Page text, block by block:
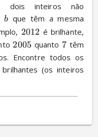
dois inteiros não
b que têm a mesma
2012 é brilhante,
2005 quanto 7 têm
Encontre todos os
(os inteiros